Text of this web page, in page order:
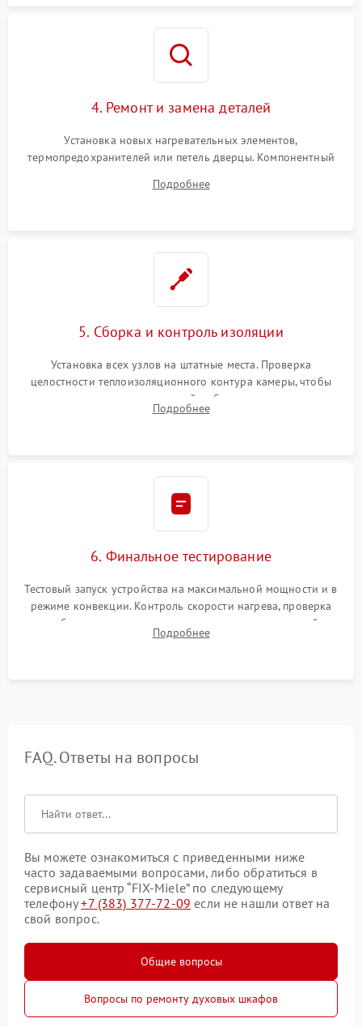
4. Ремонт и замена деталей
Установка новых нагревательных элементов,
термопредохранителей или петель дверцы. Компонентный
выгоревших реле, восстановление контактов и замена
Подробнее
5. Сборка и контроль изоляции
Установка всех узлов на штатные места. Проверка
целостности теплоизоляционного контура камеры, чтобы
исключить перегрев кухонной мебели и потерю тепла.
Надежная фиксация клемм и сборка корпуса шкафа.
Подробнее
6. Финальное тестирование
Тестовый запуск устройства на максимальной мощности и в
режиме конвекции. Контроль скорости нагрева, проверка
срабатывания термостата при достижении заданной
температуры и тест на отсутствие утечек тока.
Подробнее
FAQ. Ответы на вопросы
Вы можете ознакомиться с приведенными ниже
часто задаваемыми вопросами, либо обратиться в
сервисный центр “FIX-Miele” по следующему
телефону+7 (383) 377-72-09 если не нашли ответ на
свой вопрос.
Общие вопросы
Вопросы по ремонту духовых шкафов